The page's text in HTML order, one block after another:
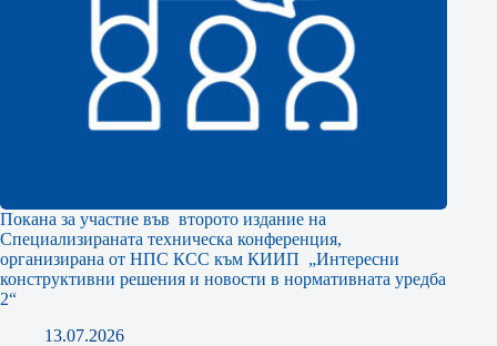
Покана за участие във второто издание на
Специализираната техническа конференция,
организирана от НПС КСС към КИИП „Интересни
конструктивни решения и новости в нормативната уредба
2“
13.07.2026